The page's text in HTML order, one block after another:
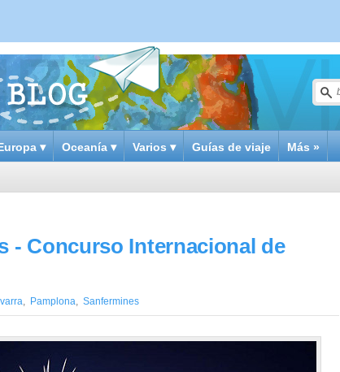
▾ Oceanía ▾ Varios ▾ Guías de viaje Más »
- Concurso Internacional de
, Pamplona, Sanfermines